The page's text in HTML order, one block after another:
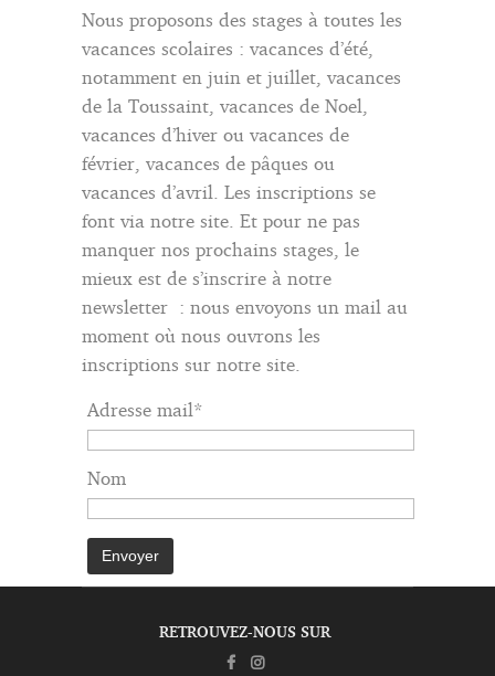
Nous proposons des stages à toutes les
vacances scolaires : vacances d’été,
notamment en juin et juillet, vacances
de la Toussaint, vacances de Noel,
vacances d’hiver ou vacances de
février, vacances de pâques ou
vacances d’avril. Les inscriptions se
font via notre site. Et pour ne pas
manquer nos prochains stages, le
mieux est de s’inscrire à notre
newsletter : nous envoyons un mail au
moment où nous ouvrons les
inscriptions sur notre site.
Adresse mail*
Nom
RETROUVEZ-NOUS SUR